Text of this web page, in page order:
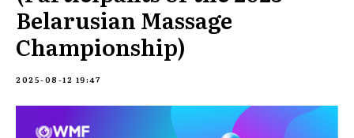
Belarusian Massage
Championship)
2025-08-12 19:47